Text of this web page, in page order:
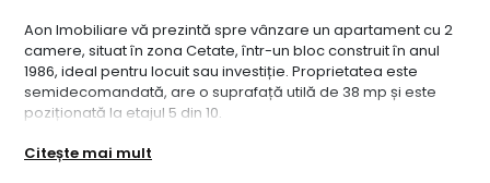
Aon Imobiliare vă prezintă spre vânzare un apartament cu 2
camere, situat în zona Cetate, într-un bloc construit în anul
1986, ideal pentru locuit sau investiție. Proprietatea este
semidecomandată, are o suprafață utilă de 38 mp și este
poziționată la etajul 5 din 10.
condiționat, oferind un confort sporit pe tot parcursul anului.
Citește mai mult